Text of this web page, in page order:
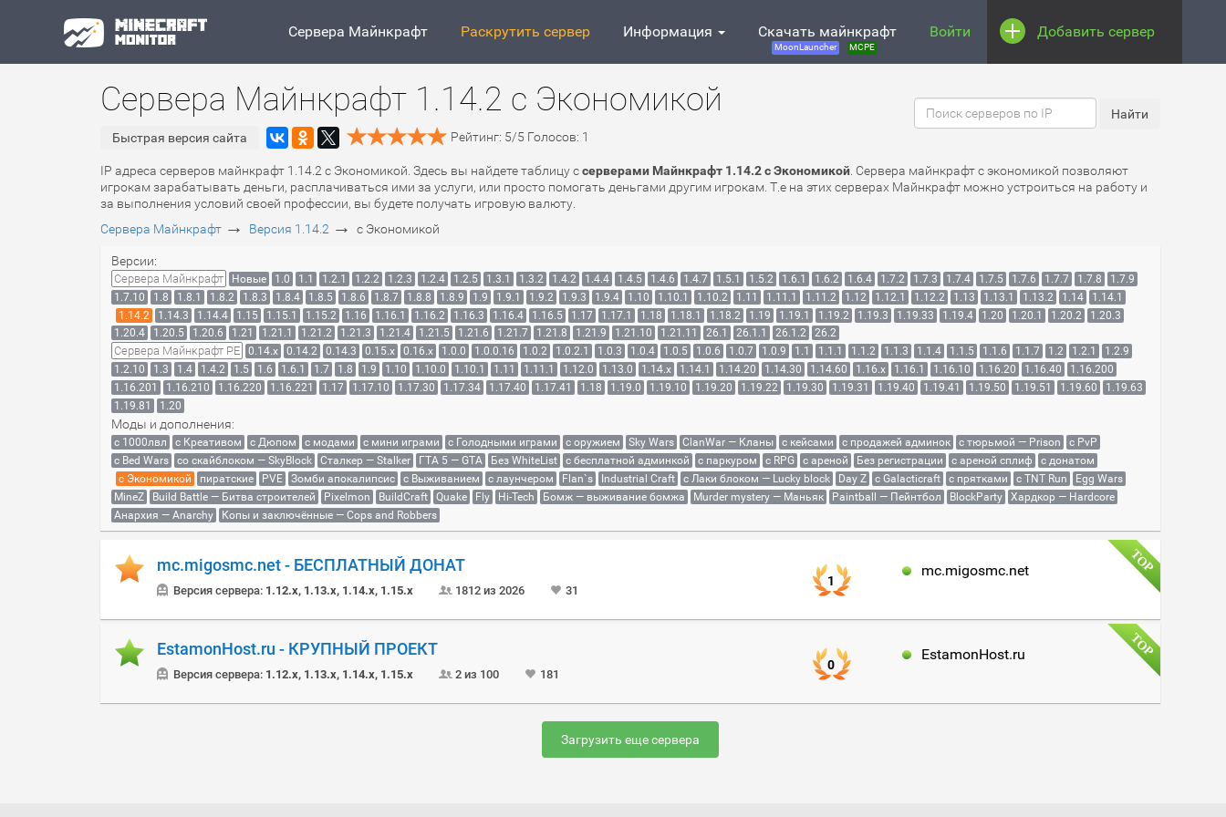
Сервера Майнкрафт Раскрутить сервер Информация Скачать майнкрафт
MoonLauncher MCPE
Войти Добавить сервер
Сервера Майнкрафт 1.14.2 с Экономикой
Быстрая версия сайта Рейтинг: 5/5 Голосов: 1
IP адреса серверов майнкрафт 1.14.2 с Экономикой. Здесь вы найдете таблицу ссерверами Майнкрафт 1.14.2 с Экономикой . Сервера майнкрафт с экономикой позволяют
игрокам зарабатывать деньги, расплачиваться ими за услуги, или просто помогать деньгами другим игрокам. Т.е на этих серверах Майнкрафт можно устроиться на работу и
за выполнения условий своей профессии, вы будете получать игровую валюту.
Сервера Майнкрафт → Версия 1.14.2 → с Экономикой
Версии:
Сервера Майнкрафт Новые 1.0 1.1 1.2.1 1.2.2 1.2.3 1.2.4 1.2.5 1.3.1 1.3.2 1.4.2 1.4.4 1.4.5 1.4.6 1.4.7 1.5.1 1.5.2 1.6.1 1.6.2 1.6.4 1.7.2 1.7.3 1.7.4 1.7.5 1.7.6 1.7.7 1.7.8
1.7.9
1.7.10
1.8 1.8.1 1.8.2 1.8.3 1.8.4 1.8.5 1.8.6 1.8.7 1.8.8 1.8.9 1.9 1.9.1 1.9.2 1.9.3 1.9.4 1.10 1.10.1 1.10.2 1.11 1.11.1 1.11.2 1.12 1.12.1 1.12.2 1.13 1.13.1 1.13.2 1.14
1.14.1
1.14.2
1.14.3 1.14.4 1.15 1.15.1 1.15.2 1.16 1.16.1 1.16.2 1.16.3 1.16.4 1.16.5 1.17 1.17.1 1.18 1.18.1 1.18.2 1.19 1.19.1 1.19.2 1.19.3 1.19.33 1.19.4 1.20 1.20.1 1.20.2
1.20.3
1.20.4
1.20.5 1.20.6 1.21 1.21.1 1.21.2 1.21.3 1.21.4 1.21.5 1.21.6 1.21.7 1.21.8 1.21.9 1.21.10 1.21.11 26.1 26.1.1 26.1.2 26.2
Сервера Майнкрафт PE 0.14.x 0.14.2 0.14.3 0.15.x 0.16.x 1.0.0 1.0.0.16 1.0.2 1.0.2.1 1.0.3 1.0.4 1.0.5 1.0.6 1.0.7 1.0.9 1.1 1.1.1 1.1.2 1.1.3 1.1.4 1.1.5 1.1.6 1.1.7 1.2 1.2.1
1.2.9
1.2.10
1.3 1.4 1.4.2 1.5 1.6 1.6.1 1.7 1.8 1.9 1.10 1.10.0 1.10.1 1.11 1.11.1 1.12.0 1.13.0 1.14.x 1.14.1 1.14.20 1.14.30 1.14.60 1.16.x 1.16.1 1.16.10 1.16.20 1.16.40
1.16.200
1.16.201
1.16.210 1.16.220 1.16.221 1.17 1.17.10 1.17.30 1.17.34 1.17.40 1.17.41 1.18 1.19.0 1.19.10 1.19.20 1.19.22 1.19.30 1.19.31 1.19.40 1.19.41 1.19.50 1.19.51 1.19.60
1.19.63
1.19.81
1.20
Моды и дополнения:
с 1000лвл c Креативом с Дюпом с модами с мини играми с Голодными играми с оружием Sky Wars ClanWar — Кланы с кейсами с продажей админок с тюрьмой — Prison
с PvP
с Bed Wars
со скайблоком — SkyBlock Сталкер — Stalker ГТА 5 — GTA Без WhiteList с бесплатной админкой с паркуром с RPG с ареной Без регистрации с ареной сплиф
с донатом
с Экономикой
пиратские PVE Зомби апокалипсис с Выживанием с лаунчером Flan`s Industrial Craft с Лаки блоком — Lucky block Day Z с Galacticraft с прятками с TNT Run
Egg Wars
MineZ
Build Battle — Битва строителей Pixelmon BuildCraft Quake Fly Hi-Tech Бомж — выживание бомжа Murder mystery — Маньяк Paintball — Пейнтбол BlockParty
Хардкор — Hardcore
Анархия — Anarchy
Копы и заключённые — Cops and Robbers
mc.migosmc.net - БЕСПЛАТНЫЙ ДОНАТ
Версия сервера: 1.12.x, 1.13.x, 1.14.x, 1.15.x 1812 из 2026 31
1
mc.migosmc.net
EstamonHost.ru - КРУПНЫЙ ПРОЕКТ
Версия сервера: 1.12.x, 1.13.x, 1.14.x, 1.15.x 2 из 100 181
0
EstamonHost.ru
Загрузить еще сервера